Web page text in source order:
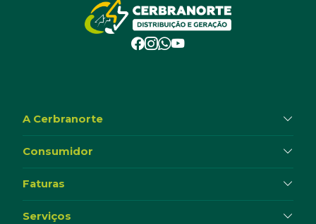
A Cerbranorte
Consumidor
Faturas
Serviços